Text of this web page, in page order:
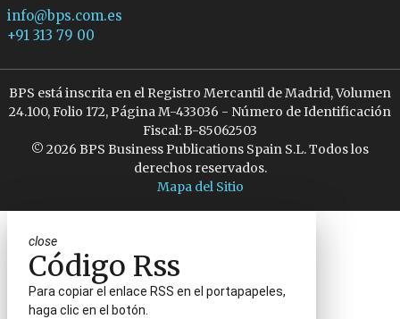
info@bps.com.es
+91 313 79 00
BPS está inscrita en el Registro Mercantil de Madrid, Volumen
24.100, Folio 172, Página M-433036 - Número de Identificación
Fiscal: B-85062503
© 2026 BPS Business Publications Spain S.L. Todos los
derechos reservados.
Mapa del Sitio
close
Código Rss
Para copiar el enlace RSS en el portapapeles,
haga clic en el botón.